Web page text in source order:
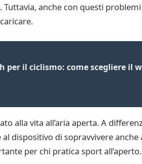
anche con questi
il ciclismo: come scegliere il
alla vita all’aria aperta. A
dispositivo di sopravvivere
per chi pratica sport all’aperto.